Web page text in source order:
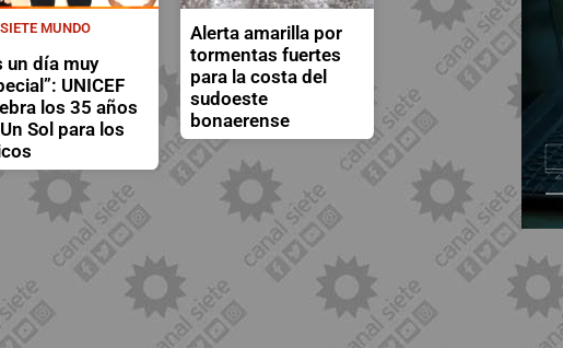
MUNDO
un día muy
UNICEF
los 35 años
Sol para los
Alerta amarilla por
tormentas fuertes
para la costa del
sudoeste
bonaerense